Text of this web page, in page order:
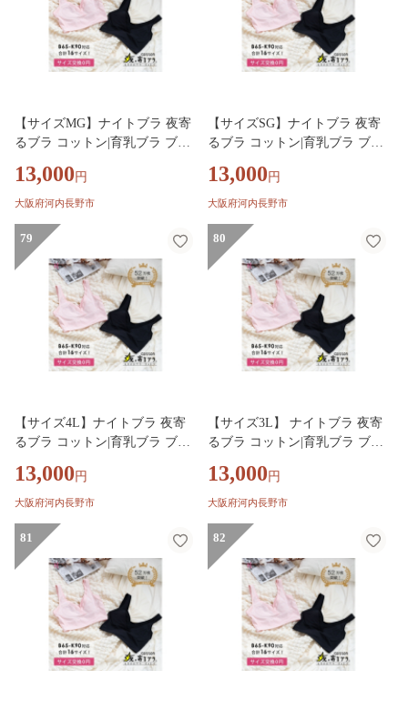
【サイズMG】ナイトブラ 夜寄
るブラ コットン|育乳ブラ ブラ
ヤーブラ ノンワイヤー バスト
アップ 綿 脇高ブラ 下着 ブラ
し 夜ブラ 夜用ブラ ナイトブラ
ジャー 補整 補正 ヘブンジャパ
ン HEAVEN Japan
13,000 円
大阪府河内長野市
【サイズSG】ナイトブラ 夜寄
るブラ コットン|育乳ブラ ブラ
ヤーブラ ノンワイヤー バスト
アップ 綿 脇高ブラ 下着 ブラ
し 夜ブラ 夜用ブラ ナイトブラ
ジャー 補整 補正 ヘブンジャパ
ン HEAVEN Japan
13,000 円
大阪府河内長野市
79
【サイズ4L】ナイトブラ 夜寄
るブラ コットン|育乳ブラ ブラ
ヤーブラ ノンワイヤー バスト
アップ 綿 脇高ブラ 下着 ブラ
し 夜ブラ 夜用ブラ ナイトブラ
ジャー 補整 補正 ヘブンジャパ
ン HEAVEN Japan
13,000 円
大阪府河内長野市
80
【サイズ3L】 ナイトブラ 夜寄
るブラ コットン|育乳ブラ ブラ
ヤーブラ ノンワイヤー バスト
アップ 綿 脇高ブラ 下着 ブラ
し 夜ブラ 夜用ブラ ナイトブラ
ジャー 補整 補正 ヘブンジャパ
ン HEAVEN Japan
13,000 円
大阪府河内長野市
81 82